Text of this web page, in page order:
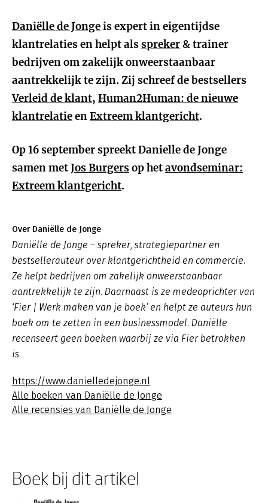
Daniëlle de Jongeis expert in eigentijdse
klantrelaties en helpt alsspreker& trainer
bedrijven om zakelijk onweerstaanbaar
aantrekkelijk te zijn. Zij schreef de bestsellers
Verleid de klant, Human2Human: de nieuwe
klantrelatieenExtreem klantgericht.
Op 16 september spreekt Danielle de Jonge
samen metJos Burgersop hetavondseminar:
Extreem klantgericht.
Over Daniëlle de Jonge
Daniëlle de Jonge – spreker, strategiepartner en
bestsellerauteur over klantgerichtheid en commercie.
Ze helpt bedrijven om zakelijk onweerstaanbaar
aantrekkelijk te zijn. Daarnaast is ze medeoprichter van
‘Fier | Werk maken van je boek’ en helpt ze auteurs hun
boek om te zetten in een businessmodel. Daniëlle
recenseert geen boeken waarbij ze via Fier betrokken
is.
https://www.danielledejonge.nl
Alle boeken van Daniëlle de Jonge
Alle recensies van Daniëlle de Jonge
Boek bij dit artikel